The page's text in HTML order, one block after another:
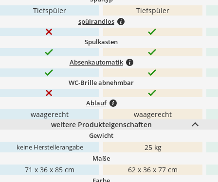
Tiefspüler Tiefspüler
spülrandlos
Spülkasten
Absenkautomatik
WC-Brille abnehmbar
Ablauf
waagerecht
waagerecht
weitere Produkteigenschaften
Gewicht
keine Herstellerangabe 25 kg
Maße
71 x 36 x 85 cm 62 x 36 x 77 cm